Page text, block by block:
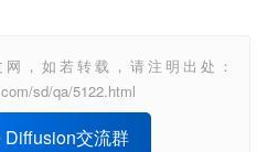
，如若转载，请注明出处：
sd/qa/5122.html
Diffusion交流群